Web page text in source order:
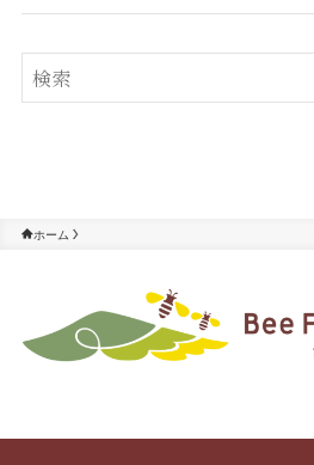
ホーム